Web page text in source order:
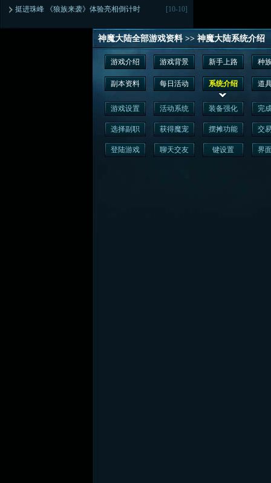
[10-10]
挺进珠峰 《狼族来袭》体验亮相倒计时
神魔大陆全部游戏资料>>神魔大陆系统介绍
游戏介绍 游戏背景 新手上路 种
副本资料 每日活动 系统介绍 道
游戏设置 活动系统 装备强化 完
选择副职 获得魔宠 摆摊功能 交
登陆游戏 聊天交友 键设置 界